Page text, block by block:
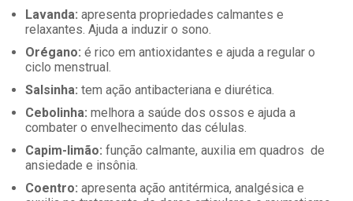
Lavanda: apresenta propriedades calmantes e
relaxantes. Ajuda a induzir o sono.
Orégano: é rico em antioxidantes e ajuda a regular o
ciclo menstrual.
Salsinha: tem ação antibacteriana e diurética.
Cebolinha: melhora a saúde dos ossos e ajuda a
combater o envelhecimento das células.
Capim-limão: função calmante, auxilia em quadros de
ansiedade e insônia.
Coentro: apresenta ação antitérmica, analgésica e